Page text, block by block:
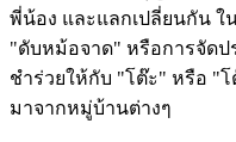
พี่น้อง และแลกเปลี่ยนกัน
"ดับหม้อจาด" หรือการจัดป
ชำร่วยให้กับ "โต๊ะ" หรือ "
มาจากหมู่บ้านต่างๆ